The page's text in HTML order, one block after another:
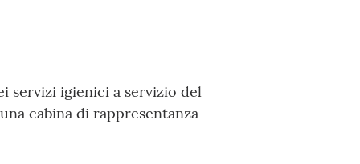
servizi igienici a servizio del
cabina di rappresentanza